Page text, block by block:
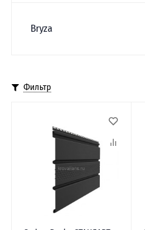
Bryza
Фильтр